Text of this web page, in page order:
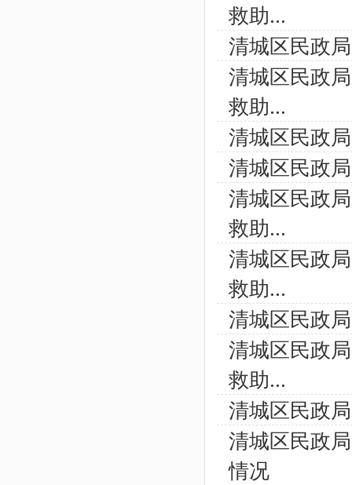
救助...
清城区民政
清城区民政
救助...
清城区民政
清城区民政
清城区民政
救助...
清城区民政
救助...
清城区民政
清城区民政
救助...
清城区民政
清城区民政
情况